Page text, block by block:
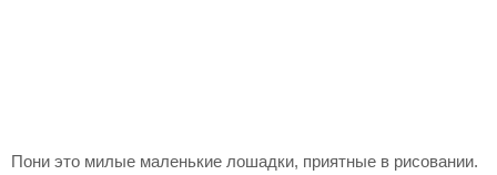
Пони это милые маленькие лошадки, приятные в рисовании.